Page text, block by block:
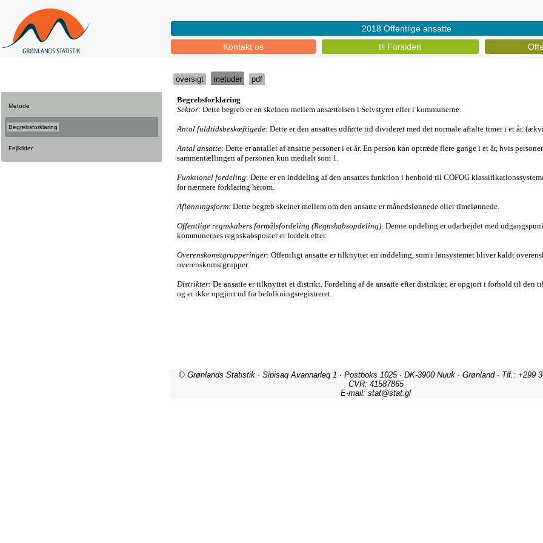
Kontakt os til Forsiden
2018 Offentlige ansatte
oversigt metoder pdf
Metode
Begrebsforklaring
Fejlkilder
© Grønlands Statistik · Sipisaq Avannarleq 1 · Postboks 1025 · DK-3900 Nuuk · Grønland · Tlf.: +299
CVR: 41587865
E-mail: stat@stat.gl